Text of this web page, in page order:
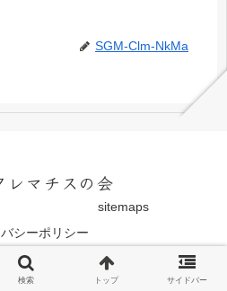
SGM-Clm-NkMa
レマチスの会
sitemaps
シーポリシー
クレマチスの会 All Rights Reserved.
検索 トップ サイドバー